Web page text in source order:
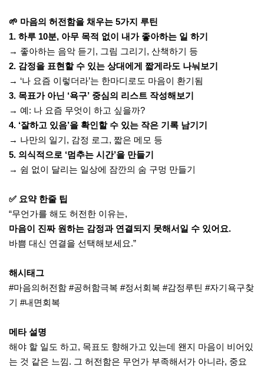
🌱 마음의 허전함을 채우는 5가지 루틴
1. 하루 10분, 아무 목적 없이 내가 좋아하는 일 하기
→ 좋아하는 음악 듣기, 그림 그리기, 산책하기 등
2. 감정을 표현할 수 있는 상대에게 짧게라도 나눠보기
→ ‘나 요즘 이렇더라’는 한마디로도 마음이 환기됨
3. 목표가 아닌 ‘욕구’ 중심의 리스트 작성해보기
→ 예: 나 요즘 무엇이 하고 싶을까?
4. ‘잘하고 있음’을 확인할 수 있는 작은 기록 남기기
→ 나만의 일기, 감정 로그, 짧은 메모 등
5. 의식적으로 ‘멈추는 시간’을 만들기
→ 쉼 없이 달리는 일상에 잠깐의 숨 구멍 만들기
✅ 요약 한줄 팁
“무언가를 해도 허전한 이유는,
마음이 진짜 원하는 감정과 연결되지 못해서일 수 있어요.
바쁨 대신 연결을 선택해보세요.”
해시태그
#마음의허전함 #공허함극복 #정서회복 #감정루틴 #자기욕구찾
기 #내면회복
메타 설명
해야 할 일도 하고, 목표도 향해가고 있는데 왠지 마음이 비어있
는 것 같은 느낌. 그 허전함은 무언가 부족해서가 아니라, 중요